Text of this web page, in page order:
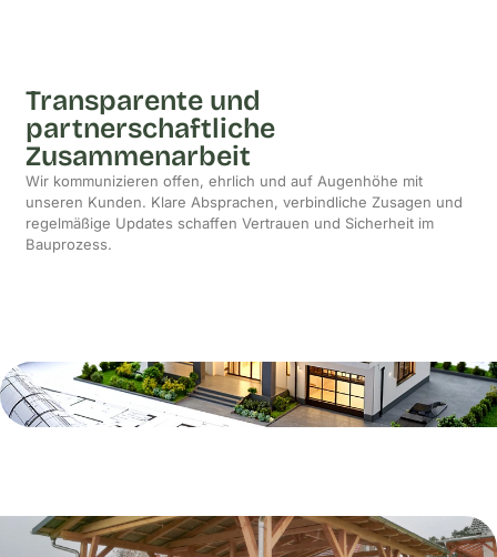
Transparente und
partnerschaftliche
Zusammenarbeit
Wir kommunizieren offen, ehrlich und auf Augenhöhe mit
unseren Kunden. Klare Absprachen, verbindliche Zusagen und
regelmäßige Updates schaffen Vertrauen und Sicherheit im
Bauprozess.